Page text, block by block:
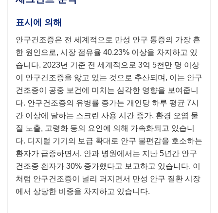
표시에 의해
안구건조증은 전 세계적으로 만성 안구 통증의 가장 흔
한 원인으로, 시장 점유율 40.23% 이상을 차지하고 있
습니다. 2023년 기준 전 세계적으로 3억 5천만 명 이상
이 안구건조증을 앓고 있는 것으로 추산되며, 이는 안구
건조증이 공중 보건에 미치는 심각한 영향을 보여줍니
다. 안구건조증의 유병률 증가는 개인당 하루 평균 7시
간 이상에 달하는 스크린 사용 시간 증가, 환경 오염 물
질 노출, 고령화 등의 요인에 의해 가속화되고 있습니
다. 디지털 기기의 보급 확대로 안구 불편감을 호소하는
환자가 급증하면서, 안과 병원에서는 지난 5년간 안구
건조증 환자가 30% 증가했다고 보고하고 있습니다. 이
처럼 안구건조증이 널리 퍼지면서 만성 안구 질환 시장
에서 상당한 비중을 차지하고 있습니다.